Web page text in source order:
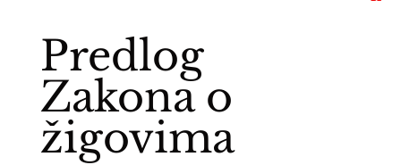
Predlog
Zakona o
žigovima